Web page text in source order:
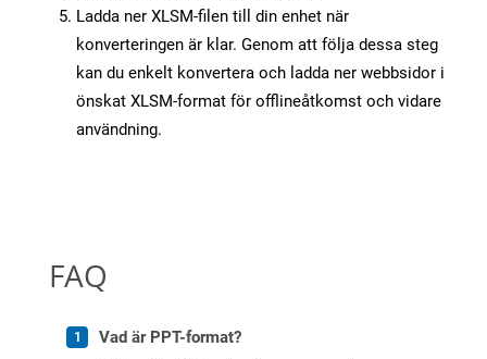
Ladda ner XLSM-filen till din enhet när
konverteringen är klar. Genom att följa dessa steg
kan du enkelt konvertera och ladda ner webbsidor i
önskat XLSM-format för offlineåtkomst och vidare
användning.
FAQ
Vad är PPT-format?